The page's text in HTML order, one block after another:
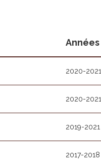
Années
2020-2021
2020-2021
2019-2021
2017-2018